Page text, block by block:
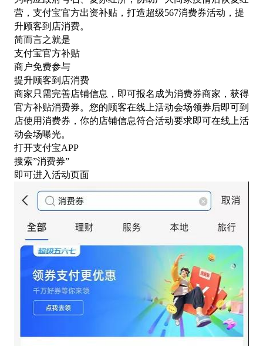
营，支付宝官方出资补贴，打造超级567消费券活动，提
升顾客到店消费。
简而言之就是
支付宝官方补贴
商户免费参与
提升顾客到店消费
商家只需完善店铺信息，即可报名成为消费券商家，获得
官方补贴消费券。您的顾客在线上活动会场领券后即可到
店使用消费券，你的店铺信息符合活动要求即可在线上活
动会场曝光。
打开支付宝APP
搜索”消费券”
即可进入活动页面